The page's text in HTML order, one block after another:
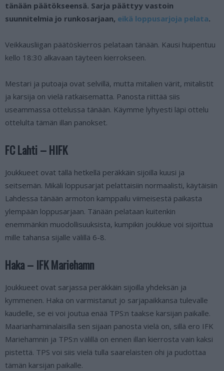
tänään päätökseensä. Sarja päättyy vastoin
suunnitelmia jo runkosarjaan, eikä loppusarjoja pelata.
Veikkausliigan päätöskierros pelataan tänään. Kausi huipentuu
kello 18:30 alkavaan täyteen kierrokseen.
Mestari ja putoaja ovat selvillä, mutta mitalien värit, mitalistit
ja karsija on vielä ratkaisematta. Panosta riittää siis
useammassa ottelussa tänään. Käymme lyhyesti läpi ottelu
ottelulta tämän illan panokset.
FC Lahti – HIFK
Joukkueet ovat tällä hetkellä peräkkäin sijoilla kuusi ja
seitsemän. Mikäli loppusarjat pelattaisiin normaalisti, käytäisiin
Lahdessa tänään armoton kamppailu viimeisestä paikasta
ylempään loppusarjaan. Tänään pelataan kuitenkin
enemmänkin muodollisuuksista, kumpikin joukkue voi sijoittua
mille tahansa sijalle välillä 6-8.
Haka – IFK Mariehamn
Joukkueet ovat sarjassa peräkkäin sijoilla yhdeksän ja
kymmenen. Haka on varmistanut jo sarjapaikkansa tulevalle
kaudelle, se ei voi joutua enää TPS:n taakse karsijan paikalle.
Maarianhaminalaisilla sen sijaan panosta vielä on, sillä ero IFK
Mariehamnin ja TPS:n välillä on ennen illan kierrosta vain kaksi
pistettä. TPS voi siis vielä tulla saarelaisten ohi ja pudottaa
tämän karsijan paikalle.